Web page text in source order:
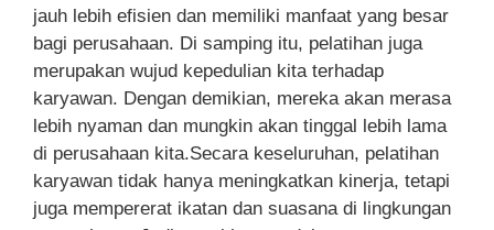
jauh lebih efisien dan memiliki manfaat yang besar
bagi perusahaan. Di samping itu, pelatihan juga
merupakan wujud kepedulian kita terhadap
karyawan. Dengan demikian, mereka akan merasa
lebih nyaman dan mungkin akan tinggal lebih lama
di perusahaan kita.Secara keseluruhan, pelatihan
karyawan tidak hanya meningkatkan kinerja, tetapi
juga mempererat ikatan dan suasana di lingkungan